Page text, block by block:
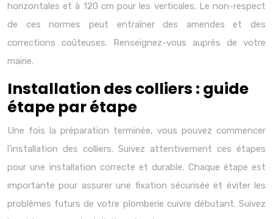
horizontales et à 120 cm pour les verticales. Le non-respect
de ces normes peut entraîner des amendes et des
corrections coûteuses. Renseignez-vous auprès de votre
mairie.
Installation des colliers : guide
étape par étape
Une fois la préparation terminée, vous pouvez commencer
l’installation des colliers. Suivez attentivement ces étapes
pour une installation correcte et durable. Chaque étape est
importante pour assurer une fixation sécurisée et éviter les
problèmes futurs de votre plomberie cuivre débutant. Suivez